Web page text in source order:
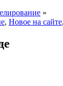
»
, Новое на сайте,